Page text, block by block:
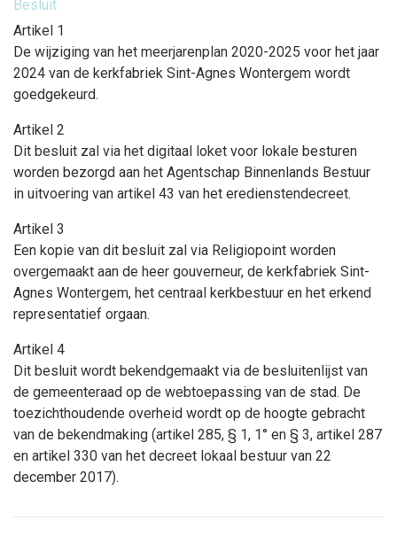
Besluit
Artikel 1
De wijziging van het meerjarenplan 2020-2025 voor het jaar
2024 van de kerkfabriek Sint-Agnes Wontergem wordt
goedgekeurd.
Artikel 2
Dit besluit zal via het digitaal loket voor lokale besturen
worden bezorgd aan het Agentschap Binnenlands Bestuur
in uitvoering van artikel 43 van het eredienstendecreet.
Artikel 3
Een kopie van dit besluit zal via Religiopoint worden
overgemaakt aan de heer gouverneur, de kerkfabriek Sint-
Agnes Wontergem, het centraal kerkbestuur en het erkend
representatief orgaan.
Artikel 4
Dit besluit wordt bekendgemaakt via de besluitenlijst van
de gemeenteraad op de webtoepassing van de stad. De
toezichthoudende overheid wordt op de hoogte gebracht
van de bekendmaking (artikel 285, § 1, 1° en § 3, artikel 287
en artikel 330 van het decreet lokaal bestuur van 22
december 2017).